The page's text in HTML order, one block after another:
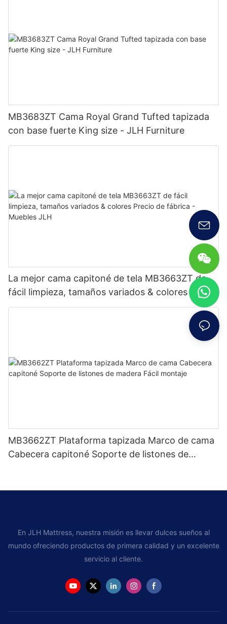
MB3683ZT Cama Royal Grand Tufted tapizada
con base fuerte King size - JLH Furniture
La mejor cama capitoné de tela MB3663ZT de
fácil limpieza, tamaños variados & colores Precio
de fábrica - Muebles JLH
MB3662ZT Plataforma tapizada Marco de cama
Cabecera capitoné Soporte de listones de
En JLH Mattress, nuestra misión es llevar dulces sueños al
mundo ofreciendo productos de primera calidad y un excelente
servicio al cliente.